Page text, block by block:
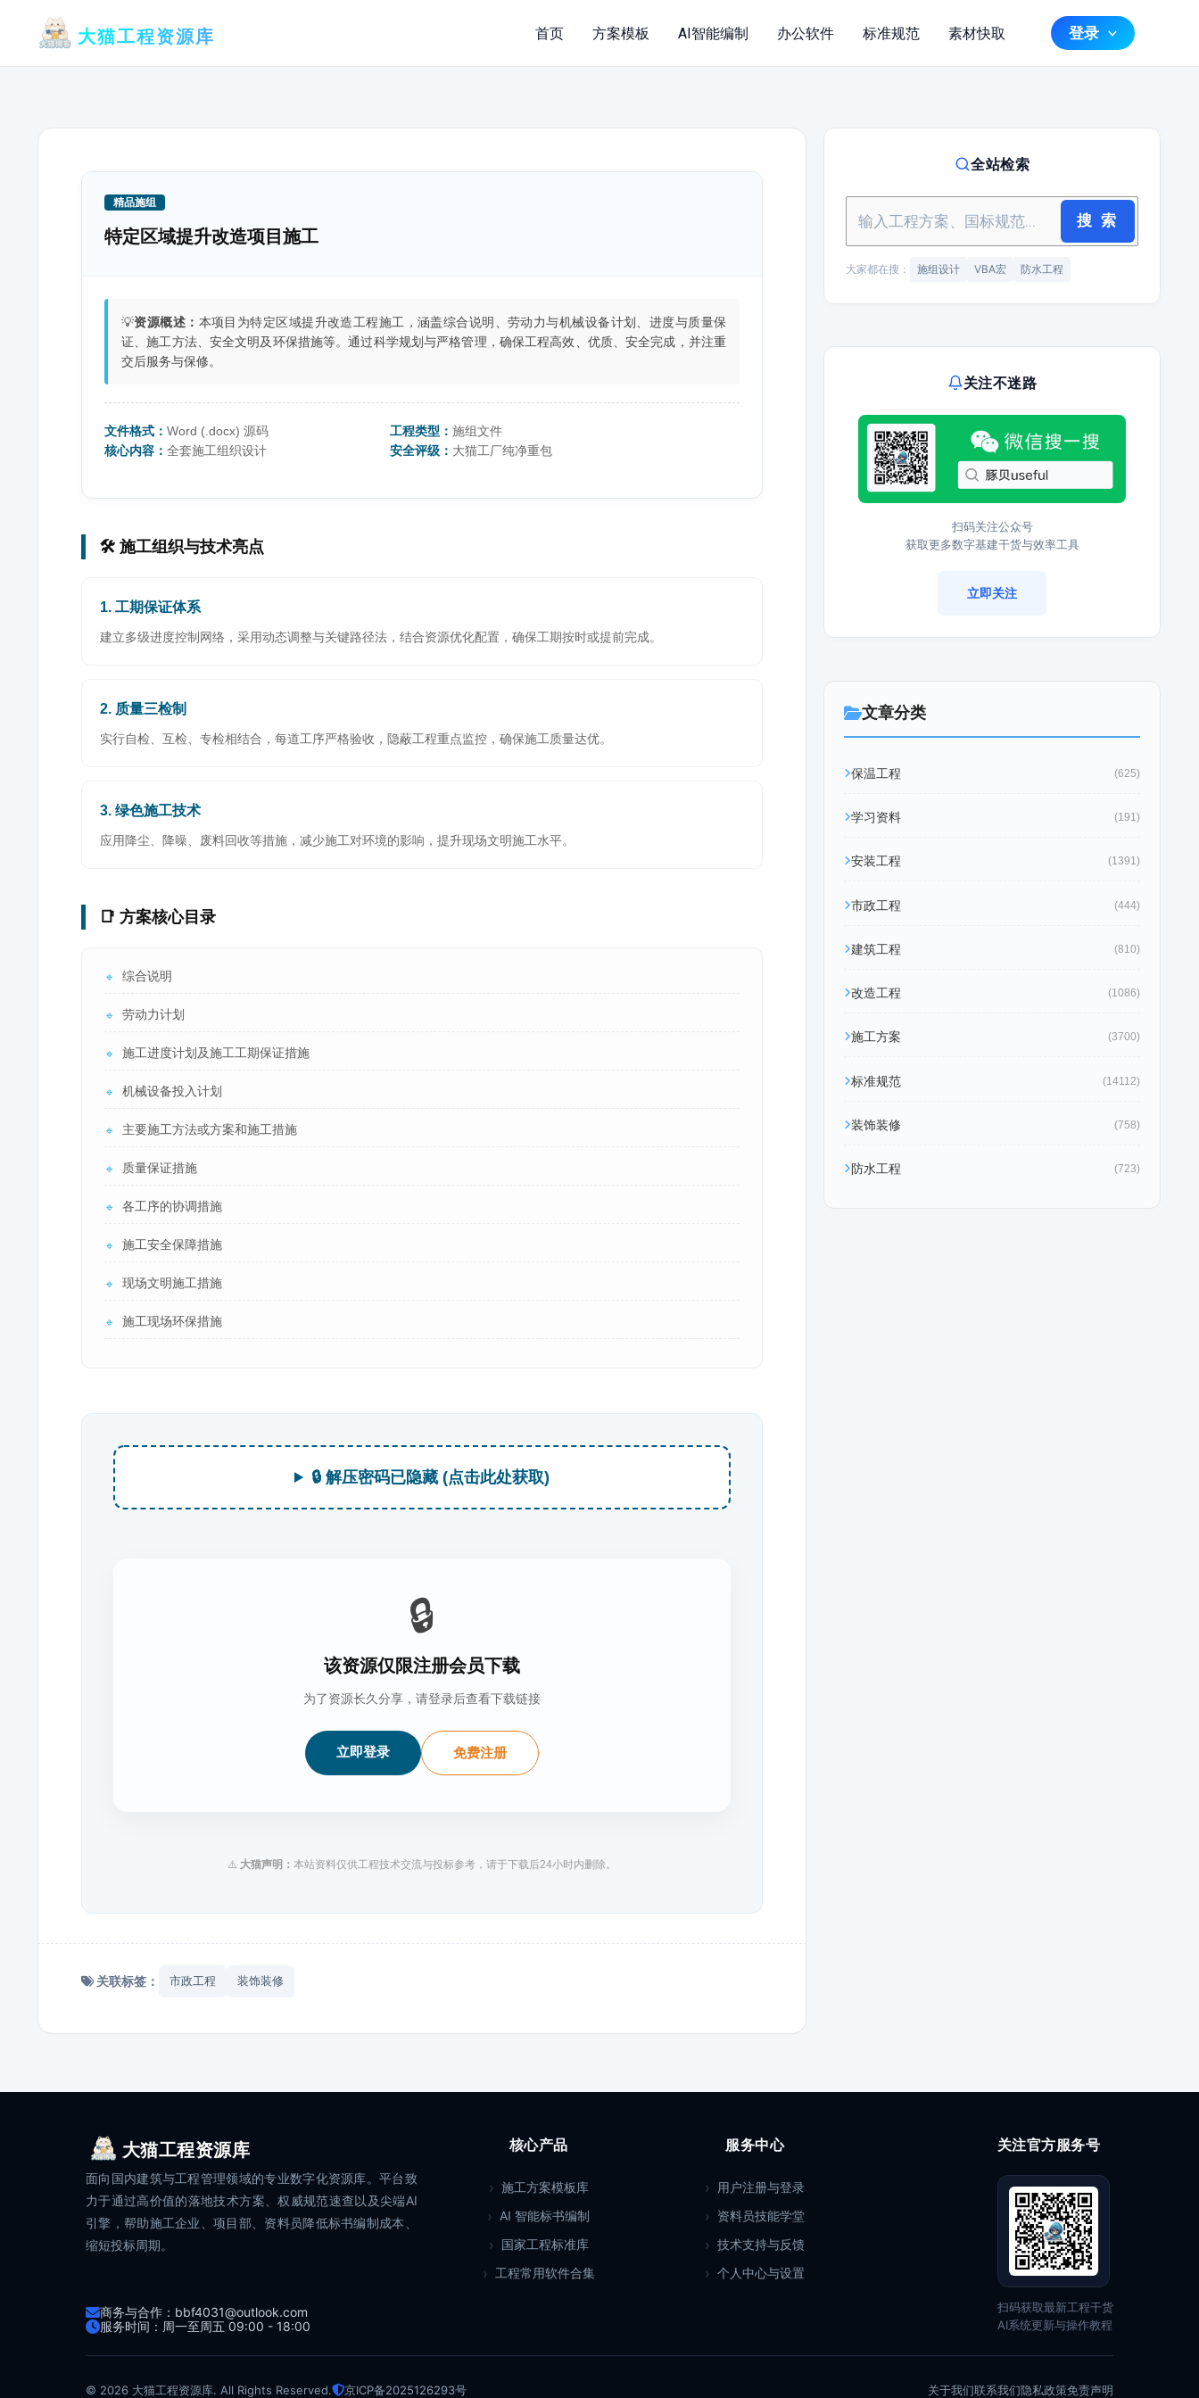
大猫工程资源库 首页 方案模板 AI智能编制 办公软件 标准规范 素材快取 登录
精品施组
特定区域提升改造项目施工
💡资源概述： 本项目为特定区域提升改造工程施工，涵盖综合说明、劳动力与机械设备计划、进度与质量保
证、施工方法、安全文明及环保措施等。通过科学规划与严格管理，确保工程高效、优质、安全完成，并注重
交后服务与保修。
文件格式： Word (.docx) 源码 工程类型：施组文件
核心内容： 全套施工组织设计 安全评级： 大猫工厂纯净重包
🛠️ 施工组织与技术亮点
1. 工期保证体系
建立多级进度控制网络，采用动态调整与关键路径法，结合资源优化配置，确保工期按时或提前完成。
2. 质量三检制
实行自检、互检、专检相结合，每道工序严格验收，隐蔽工程重点监控，确保施工质量达优。
3. 绿色施工技术
应用降尘、降噪、废料回收等措施，减少施工对环境的影响，提升现场文明施工水平。
📑 方案核心目录
🔹 综合说明
🔹 劳动力计划
🔹 施工进度计划及施工工期保证措施
🔹 机械设备投入计划
🔹 主要施工方法或方案和施工措施
🔹 质量保证措施
🔹 各工序的协调措施
🔹 施工安全保障措施
🔹 现场文明施工措施
🔹 施工现场环保措施
🔒 解压密码已隐藏 (点击此处获取)
🔒
该资源仅限注册会员下载
为了资源长久分享，请登录后查看下载链接
立即登录 免费注册
⚠️ 大猫声明： 本站资料仅供工程技术交流与投标参考，请于下载后24小时内删除。
关联标签： 市政工程 装饰装修
全站检索
搜 索
大家都在搜： 施组设计 VBA宏 防水工程
关注不迷路
扫码关注公众号
获取更多数字基建干货与效率工具
立即关注
文章分类
保温工程 (625)
学习资料 (191)
安装工程 (1391)
市政工程 (444)
建筑工程 (810)
改造工程 (1086)
施工方案 (3700)
标准规范 (14112)
装饰装修 (758)
防水工程 (723)
大猫工程资源库
面向国内建筑与工程管理领域的专业数字化资源库。平台致
力于通过高价值的落地技术方案、权威规范速查以及尖端AI
引擎，帮助施工企业、项目部、资料员降低标书编制成本、
缩短投标周期。
商务与合作：bbf4031@outlook.com
服务时间：周一至周五 09:00 - 18:00
核心产品
施工方案模板库
AI 智能标书编制
国家工程标准库
工程常用软件合集
服务中心
用户注册与登录
资料员技能学堂
技术支持与反馈
个人中心与设置
关注官方服务号
扫码获取最新工程干货
AI系统更新与操作教程
© 2026 大猫工程资源库. All Rights Reserved. 京ICP备2025126293号 关于我们联系我们隐私政策免责声明